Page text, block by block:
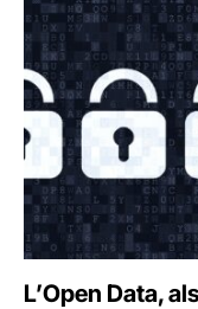
L’Open Data,